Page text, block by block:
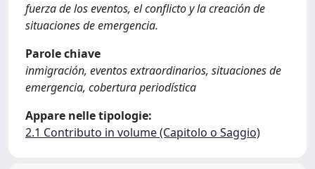
fuerza de los eventos, el conflicto y la creación de
situaciones de emergencia.
Parole chiave
inmigración, eventos extraordinarios, situaciones de
emergencia, cobertura periodística
Appare nelle tipologie:
2.1 Contributo in volume (Capitolo o Saggio)